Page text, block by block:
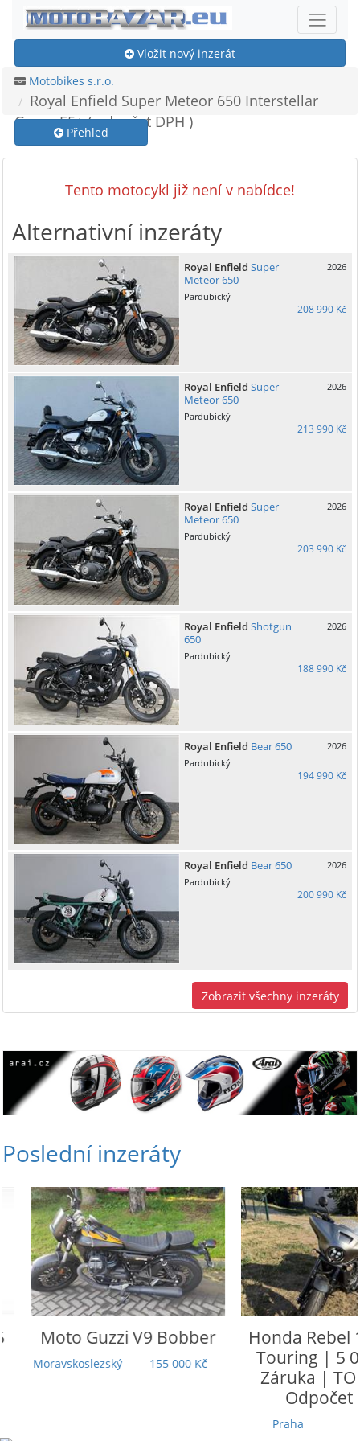
Vložit nový inzerát
Motobikes s.r.o.
Royal Enfield Super Meteor 650 Interstellar
Green E5+ ( odpočet DPH )
Přehled
Tento motocykl již není v nabídce!
Alternativní inzeráty
Royal Enfield Super
Meteor 650
2026
Pardubický
208 990 Kč
Royal Enfield Super
Meteor 650
2026
Pardubický
213 990 Kč
Royal Enfield Super
Meteor 650
2026
Pardubický
203 990 Kč
Royal Enfield Shotgun
650
2026
Pardubický
188 990 Kč
Royal Enfield Bear 650
2026
Pardubický
194 990 Kč
Royal Enfield Bear 650
2026
Pardubický
200 990 Kč
Zobrazit všechny inzeráty
Poslední inzeráty
Moto GuzziV9 Bobber
Moravskoslezský 155 000 Kč
HondaRebel
Touring | 5
Záruka | TOP
Odpočet
Praha